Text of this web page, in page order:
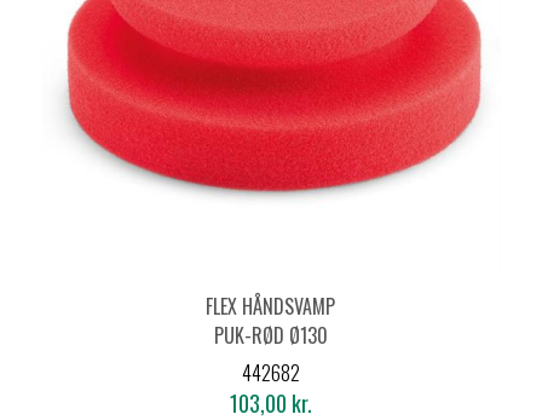
FLEX HÅNDSVAMP
PUK-RØD Ø130
442682
103,00 kr.